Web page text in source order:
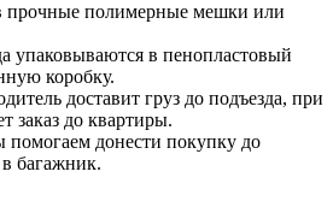
прочные полимерные мешки или
упаковываются в пенопластовый
коробку.
доставит груз до подъезда, при
заказ до квартиры.
помогаем донести покупку до
багажник.